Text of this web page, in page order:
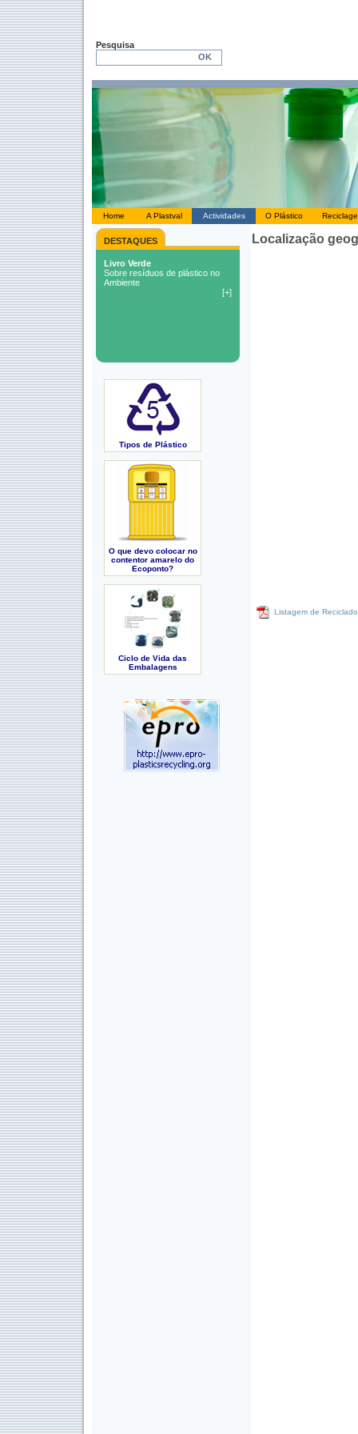
Pesquisa
Home A Plastval Actividades O Plástico
DESTAQUES
Tipos de Plástico
O que devo colocar no
contentor amarelo do
Ecoponto?
Ciclo de Vida das
Embalagens
Localização
Listagem de